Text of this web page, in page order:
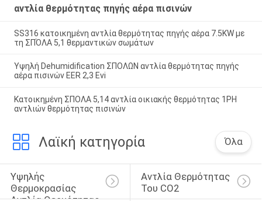
αντλία θερμότητας πηγής αέρα πισινών
SS316 κατοικημένη αντλία θερμότητας πηγής αέρα 7.5KW με
τη ΣΠΌΛΑ 5,1 θερμαντικών σωμάτων
Υψηλή Dehumidification ΣΠΟΛΩΝ αντλία θερμότητας πηγής
αέρα πισινών EER 2,3 Evi
Κατοικημένη ΣΠΟΛΑ 5,14 αντλία οικιακής θερμότητας 1PH
αντλιών θερμότητας πισινών
Λαϊκή κατηγορία Όλα
Υψηλής
Θερμοκρασίας
Αντλία Θερμότητας
Του CO2